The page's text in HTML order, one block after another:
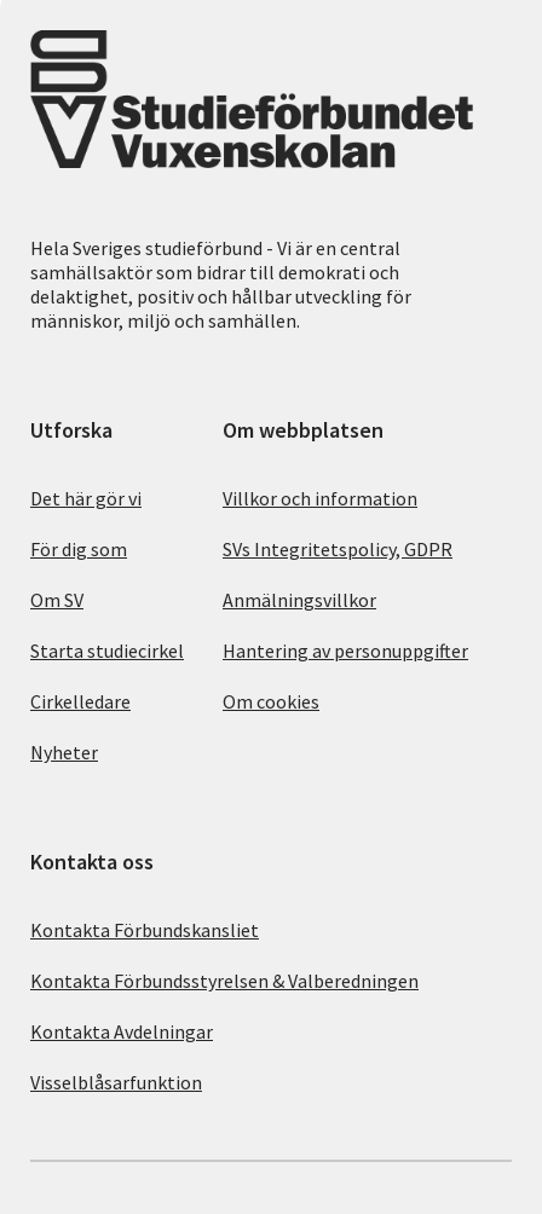
Hela Sveriges studieförbund - Vi är en central
samhällsaktör som bidrar till demokrati och
delaktighet, positiv och hållbar utveckling för
människor, miljö och samhällen.
Utforska
Det här gör vi
För dig som
Om SV
Starta studiecirkel
Cirkelledare
Nyheter
Om webbplatsen
Villkor och information
SVs Integritetspolicy, GDPR
Anmälningsvillkor
Hantering av personuppgifter
Om cookies
Kontakta oss
Kontakta Förbundskansliet
Kontakta Förbundsstyrelsen & Valberedningen
Kontakta Avdelningar
Visselblåsarfunktion